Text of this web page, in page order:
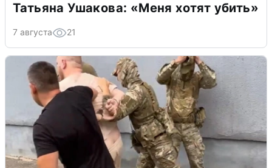
Татьяна Ушакова: «Меня хотят убить»
7 августа 21